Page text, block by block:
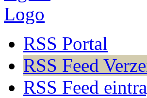
RSS Portal
RSS Feed
RSS Feed